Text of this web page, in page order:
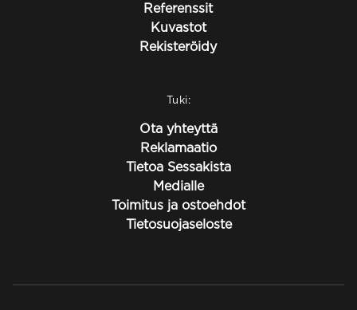
Referenssit
Kuvastot
Rekisteröidy
Tuki:
Ota yhteyttä
Reklamaatio
Tietoa Sessakista
Medialle
Toimitus ja ostoehdot
Tietosuojaseloste